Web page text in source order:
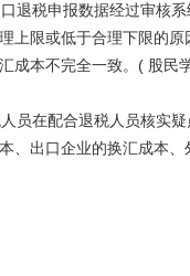
税申报数据经过审核
上限或低于合理下限的
成本不完全一致。( 股民
在配合退税人员核实
、出口企业的换汇成本